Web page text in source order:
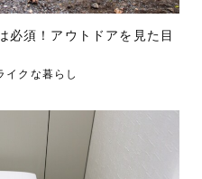
必須！アウトドアを見た目
イクな暮らし